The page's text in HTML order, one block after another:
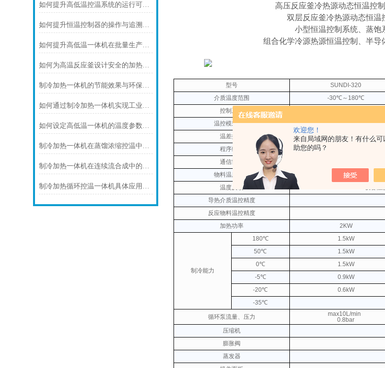
欢迎您！
来自局域网的朋友！有什么可
助您的吗？
如何提升高低温控温系统的运行可靠性
如何提升恒温控制器的操作与追溯效率
如何提升高低温一体机在批量生产中的适配性
如何为高温反应釜设计安全的加热系统
制冷加热一体机的节能效果与环保优势概述
如何通过制冷加热一体机实现工业反应的准确温度控制
如何设定高低温一体机的温度参数以提升准确性
制冷加热一体机在蒸馏浓缩控温中的核心应用
制冷加热一体机在连续流合成中的连续化控温应用
制冷加热循环控温一体机具体应用场景及技术解析
高压反应釜冷热源动态恒温控
双层反应釜冷热源动态恒温
小型恒温控制系统、蒸饱
组合化学冷源热源恒温控制、半导
型号 SUNDI-320
介质温度范围
-30℃～180℃
控制系统
温控模式选择
温差控制
程序编辑
通信协议
物料温度反馈
温度反馈
设备
导热介质温控精度
反应物料温控精度
加热功率
2KW
制冷能力
180℃ 1.5kW
50℃
1.5kW
0℃
1.5kW
-5℃
0.9kW
-20℃
0.6kW
-35℃
循环泵流量、压力
max10L/min
0.8bar
压缩机
膨胀阀
蒸发器